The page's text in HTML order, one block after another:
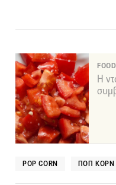
Η
POP CORN ΠΟΠ ΚΟΡΝ